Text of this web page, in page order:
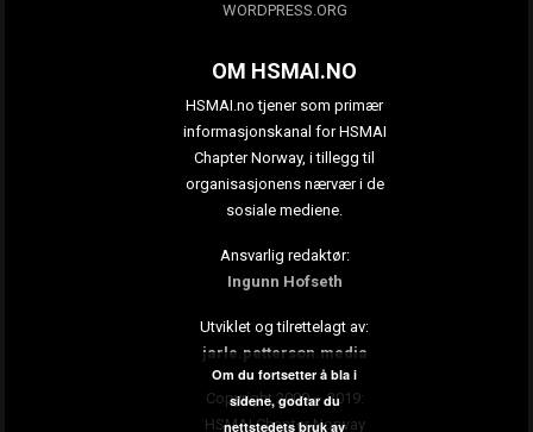
WORDPRESS.ORG
OM HSMAI.NO
HSMAI.no tjener som primær
informasjonskanal for HSMAI
Chapter Norway, i tillegg til
organisasjonens nærvær i de
sosiale mediene.
Ansvarlig redaktør:
Ingunn Hofseth
Utviklet og tilrettelagt av:
jarle.petterson.media
Copyright 2009 – 2019:
HSMAI Chapter Norway
Om du fortsetter å bla i
sidene, godtar du
nettstedets bruk av